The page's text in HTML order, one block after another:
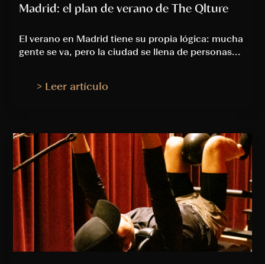
Madrid: el plan de verano de The Qlture
El verano en Madrid tiene su propia lógica: mucha
gente se va, pero la ciudad se llena de personas...
> Leer artículo